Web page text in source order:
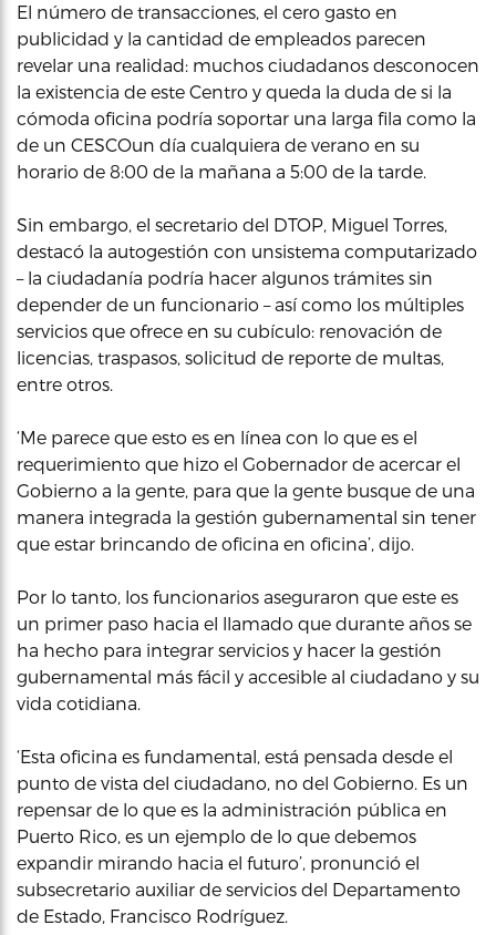
El número de transacciones, el cero gasto en
publicidad y la cantidad de empleados parecen
revelar una realidad: muchos ciudadanos desconocen
la existencia de este Centro y queda la duda de si la
cómoda oficina podría soportar una larga fila como la
de un CESCOun día cualquiera de verano en su
horario de 8:00 de la mañana a 5:00 de la tarde.
Sin embargo, el secretario del DTOP, Miguel Torres,
destacó la autogestión con unsistema computarizado
– la ciudadanía podría hacer algunos trámites sin
depender de un funcionario – así como los múltiples
servicios que ofrece en su cubículo: renovación de
licencias, traspasos, solicitud de reporte de multas,
entre otros.
‘Me parece que esto es en línea con lo que es el
requerimiento que hizo el Gobernador de acercar el
Gobierno a la gente, para que la gente busque de una
manera integrada la gestión gubernamental sin tener
que estar brincando de oficina en oficina’, dijo.
Por lo tanto, los funcionarios aseguraron que este es
un primer paso hacia el llamado que durante años se
ha hecho para integrar servicios y hacer la gestión
gubernamental más fácil y accesible al ciudadano y su
vida cotidiana.
‘Esta oficina es fundamental, está pensada desde el
punto de vista del ciudadano, no del Gobierno. Es un
repensar de lo que es la administración pública en
Puerto Rico, es un ejemplo de lo que debemos
expandir mirando hacia el futuro’, pronunció el
subsecretario auxiliar de servicios del Departamento
de Estado, Francisco Rodríguez.